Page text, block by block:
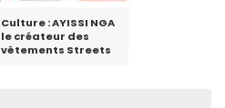
Culture : AYISSI NGA
le créateur des
vêtements Streets